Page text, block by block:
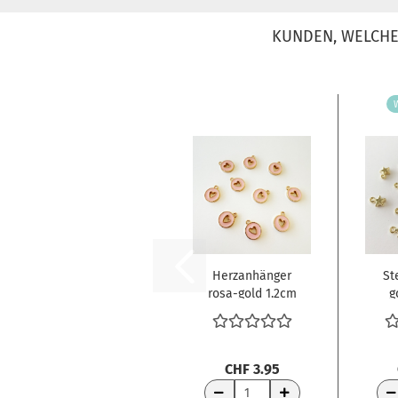
KUNDEN,
Herzanhänger
rosa-gold 1.2cm
10 Stück
CHF 3.95